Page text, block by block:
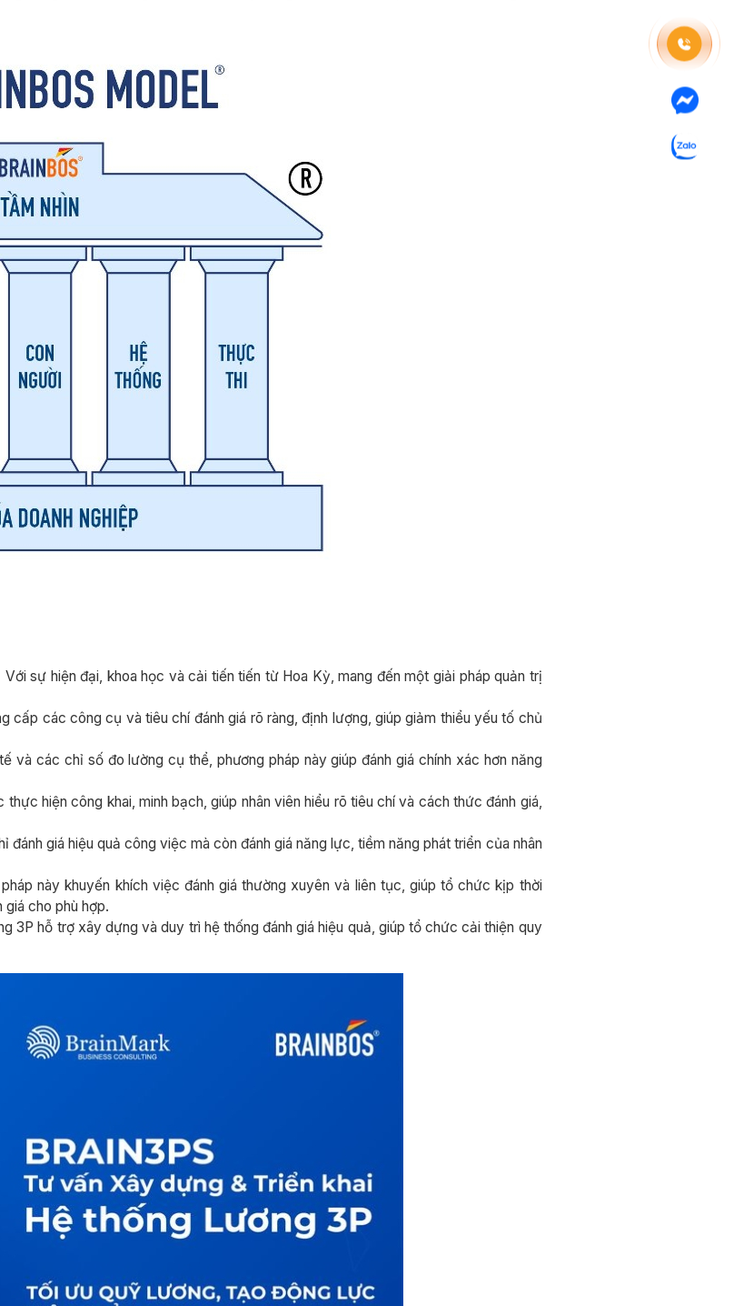
Với sự hiện đại, khoa học và cải tiến tiến từ Hoa Kỳ, mang đến một giải pháp quản trị
cấp các công cụ và tiêu chí đánh giá rõ ràng, định lượng, giúp giảm thiểu yếu tố chủ
và các chỉ số đo lường cụ thể, phương pháp này giúp đánh giá chính xác hơn năng
thực hiện công khai, minh bạch, giúp nhân viên hiểu rõ tiêu chí và cách thức đánh giá,
đánh giá hiệu quả công việc mà còn đánh giá năng lực, tiềm năng phát triển của nhân
pháp này khuyến khích việc đánh giá thường xuyên và liên tục, giúp tổ chức kịp thời
cho phù hợp.
3P hỗ trợ xây dựng và duy trì hệ thống đánh giá hiệu quả, giúp tổ chức cải thiện quy